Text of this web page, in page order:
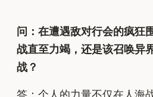
问：在遭遇敌对行会的疯狂
战直至力竭，还是该召唤异
战？